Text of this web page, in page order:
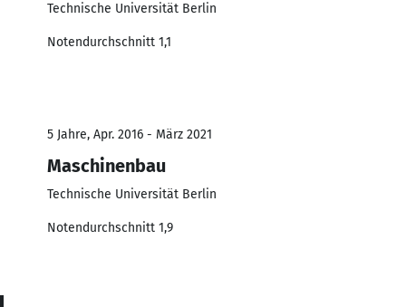
Technische Universität Berlin
Notendurchschnitt 1,1
5 Jahre, Apr. 2016 - März 2021
Maschinenbau
Technische Universität Berlin
Notendurchschnitt 1,9